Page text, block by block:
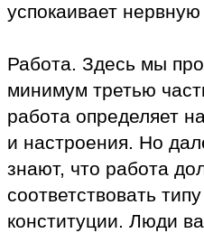
успокаивает нервную
Работа. Здесь мы
минимум третью
работа определяет
и настроения. Но
знают, что работа
соответствовать типу
конституции. Люди